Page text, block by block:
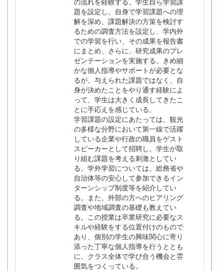
題を設定し、自身で学習課題への理
解を深め、課題解決の方策を検討す
るための調査方法を設定し、学内外
での学習を行い、その成果を報告書
にまとめ、さらに、研究成果のプレ
ゼンテーションを実施する。きめ細
かな個人指導やサポートが必要とな
るが、与えられた課題ではなく、自
身が決めたことをやり通す経験によ
って、学生は大きく成長してきたこ
とに手応えを感じている。
学習課題の設定にあたっては、観光
の多様な分野において第一線で活躍
している企業や行政の職員をゲスト
スピーカーとして招聘し、学生が取
り組む課題を考える刺激としてい
る。学外学習については、総務省や
自治体等の安心して参加できるイン
ターンシップ制度等を紹介してい
る。また、外部の方へのヒアリング
調査や地域調査の基礎も教えてい
る。この授業は卒業研究に必要なス
キルや経験をする位置付けのもので
あり、個別の学生の興味関心に寄り
添った丁寧な個人指導を行うととも
に、クラス全体で学び合う機会と雰
囲気をつくっている。